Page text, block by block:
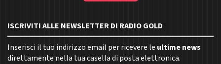
ISCRIVITI ALLE NEWSLETTER DI RADIO GOLD
Inserisci il tuo indirizzo email per ricevere le ultime news
direttamente nella tua casella di posta elettronica.